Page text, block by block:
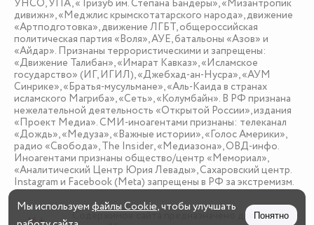
УНСО, УПА, «Тризуб им. Степана Бандеры», «Мизантропик
дивижн», «Меджлис крымскотатарского народа», движение
«Артподготовка», движение ЛГБТ, общероссийская
политическая партия «Воля», АУЕ, батальоны «Азов» и
«Айдар». Признаны террористическими и запрещены:
«Движение Талибан», «Имарат Кавказ», «Исламское
государство» (ИГ, ИГИЛ), «Джебхад-ан-Нусра», «АУМ
Синрике», «Братья-мусульмане», «Аль-Каида в странах
исламского Магриба», «Сеть», «Колумбайн». В РФ признана
нежелательной деятельность «Открытой России», издания
«Проект Медиа». СМИ-иноагентами признаны: телеканал
«Дождь», «Медуза», «Важные истории», «Голос Америки»,
радио «Свобода», The Insider, «Медиазона», ОВД-инфо.
Иноагентами признаны общество/центр «Мемориал»,
«Аналитический Центр Юрия Левады», Сахаровский центр.
Instagram и Facebook (Metа) запрещены в РФ за экстремизм.
16 +
Содержимое сайта предназначено для детей
Мы используемфайлы Cookie, чтобы улучшать
Понятно